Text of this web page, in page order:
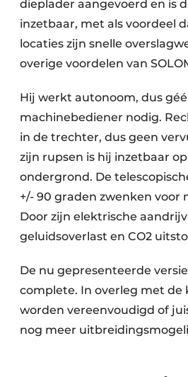
dieplader aangevoerd en is
inzetbaar, met als voordeel
locaties zijn snelle
overige voordelen van
Hij werkt autonoom, dus
machinebediener nodig.
in de trechter, dus geen
zijn rupsen is hij inzetbaar
ondergrond. De
+/- 90 graden zwenken voor
Door zijn elektrische
geluidsoverlast en CO2
De nu gepresenteerde
complete. In overleg met de
worden vereenvoudigd of
nog meer